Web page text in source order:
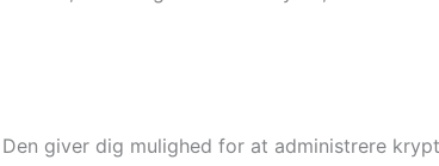
giver dig mulighed for at administrere